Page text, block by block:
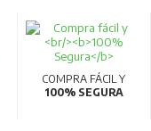
175301-803-
COMPRA FÁCIL Y
100% SEGURA